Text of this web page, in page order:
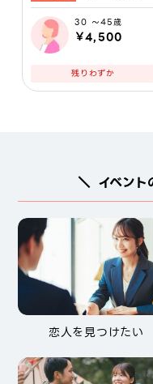
30 ～45歳
￥4,500
残りわずか
＼ イベント
恋人を見つけたい